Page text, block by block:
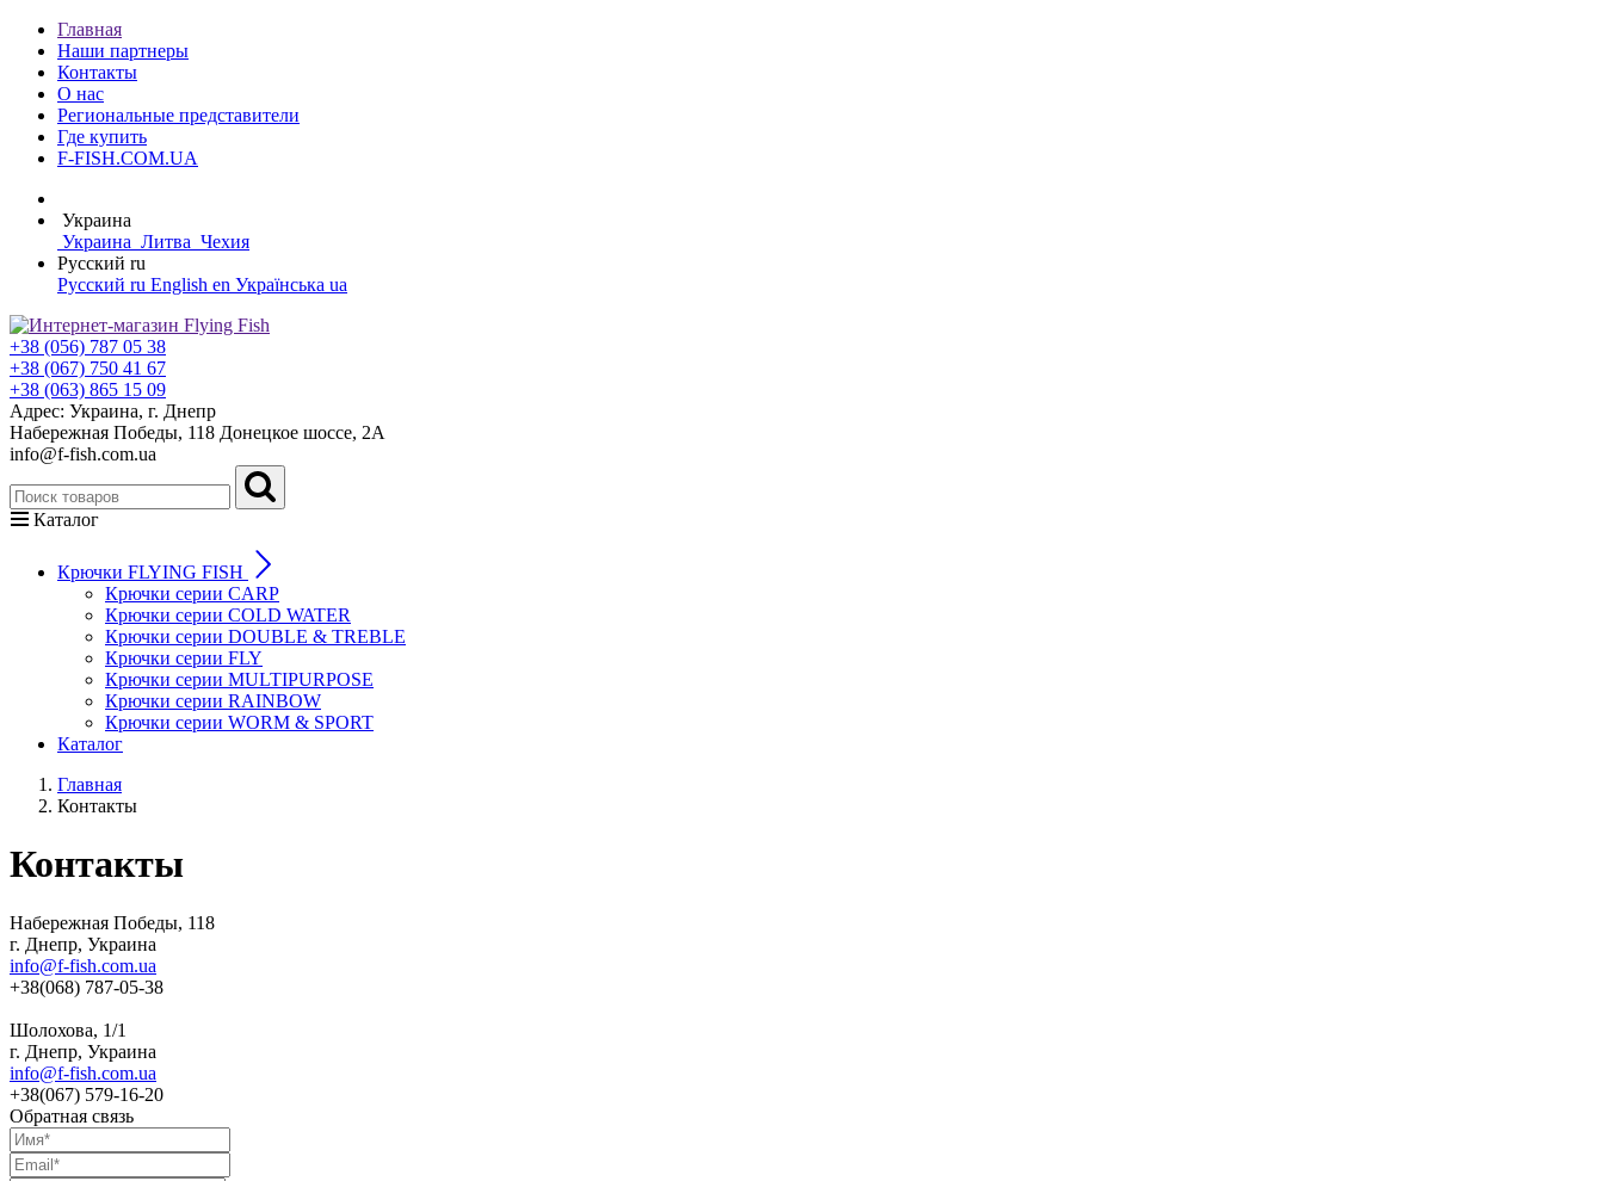
Главная
Наши партнеры
Контакты
О нас
Региональные представители
Где купить
F-FISH.COM.UA
Украина
Украина Литва Чехия
Русский ru
Русский ru English en Українська ua
+38 (056) 787 05 38
+38 (067) 750 41 67
+38 (063) 865 15 09
Адрес: Украина, г. Днепр
Набережная Победы, 118 Донецкое шоссе, 2А
info@f-fish.com.ua
Каталог
Крючки FLYING FISH
Крючки серии CARP
Крючки серии COLD WATER
Крючки серии DOUBLE & TREBLE
Крючки серии FLY
Крючки серии MULTIPURPOSE
Крючки серии RAINBOW
Крючки cерии WORM & SPORT
Каталог
Главная
Контакты
Контакты
Набережная Победы, 118
г. Днепр, Украина
info@f-fish.com.ua
+38(068) 787-05-38
Шолохова, 1/1
г. Днепр, Украина
info@f-fish.com.ua
+38(067) 579-16-20
Обратная связь